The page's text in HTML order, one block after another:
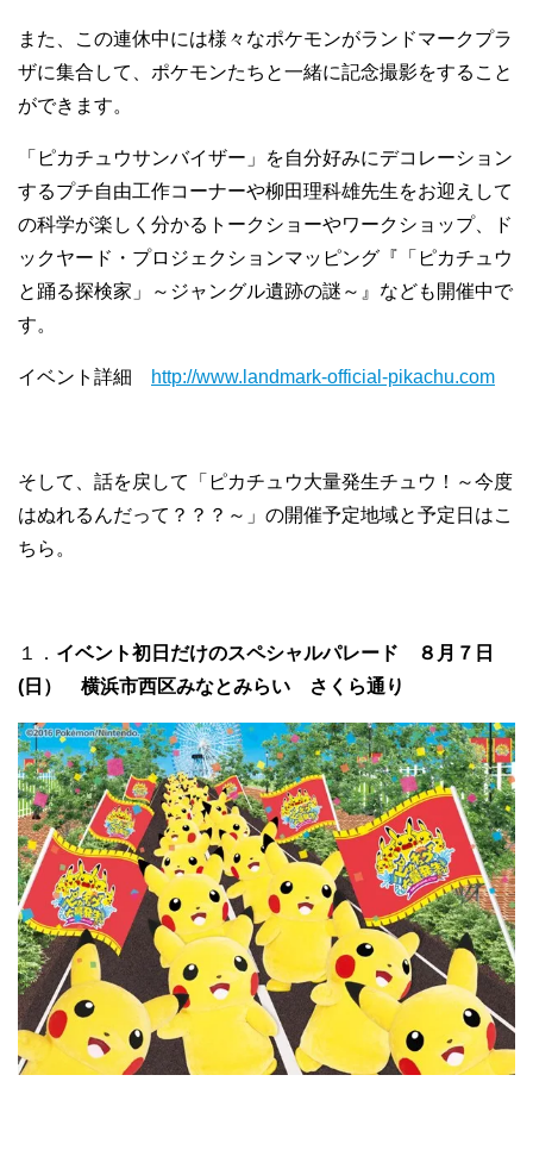
また、この連休中には様々なポケモンがランドマークプラ
ザに集合して、ポケモンたちと一緒に記念撮影をすること
ができます。
「ピカチュウサンバイザー」を自分好みにデコレーション
するプチ自由工作コーナーや柳田理科雄先生をお迎えして
の科学が楽しく分かるトークショーやワークショップ、ド
ックヤード・プロジェクションマッピング『「ピカチュウ
と踊る探検家」～ジャングル遺跡の謎～』なども開催中で
す。
イベント詳細 http://www.landmark-official-pikachu.com
そして、話を戻して「ピカチュウ大量発生チュウ！～今度
はぬれるんだって？？？～」の開催予定地域と予定日はこ
ちら。
１． イベント初日だけのスペシャルパレード ８月７日
(日） 横浜市西区みなとみらい さくら通り